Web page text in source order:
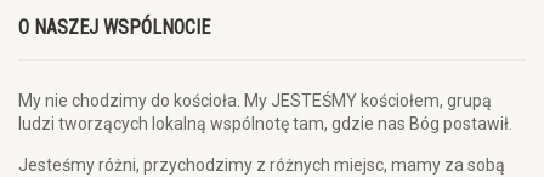
O NASZEJ WSPÓLNOCIE
My nie chodzimy do kościoła. My JESTEŚMY kościołem, grupą
ludzi tworzących lokalną wspólnotę tam, gdzie nas Bóg postawił.
Jesteśmy różni, przychodzimy z różnych miejsc, mamy za sobą